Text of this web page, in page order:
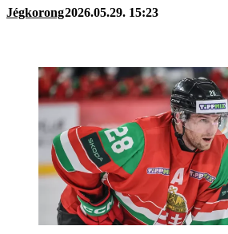
Jégkorong2026.05.29. 15:23